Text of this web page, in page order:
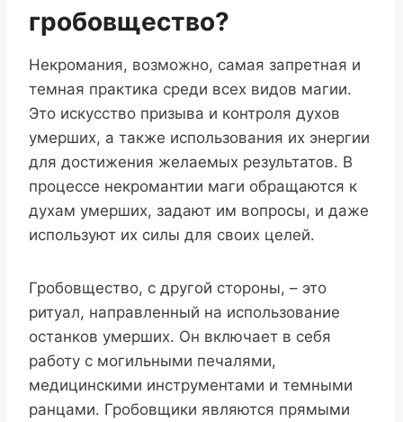
гробовщество?
Некромания, возможно, самая запретная и
темная практика среди всех видов магии.
Это искусство призыва и контроля духов
умерших, а также использования их энергии
для достижения желаемых результатов. В
процессе некромантии маги обращаются к
духам умерших, задают им вопросы, и даже
используют их силы для своих целей.
Гробовщество, с другой стороны, – это
ритуал, направленный на использование
останков умерших. Он включает в себя
работу с могильными печалями,
медицинскими инструментами и темными
ранцами. Гробовщики являются прямыми